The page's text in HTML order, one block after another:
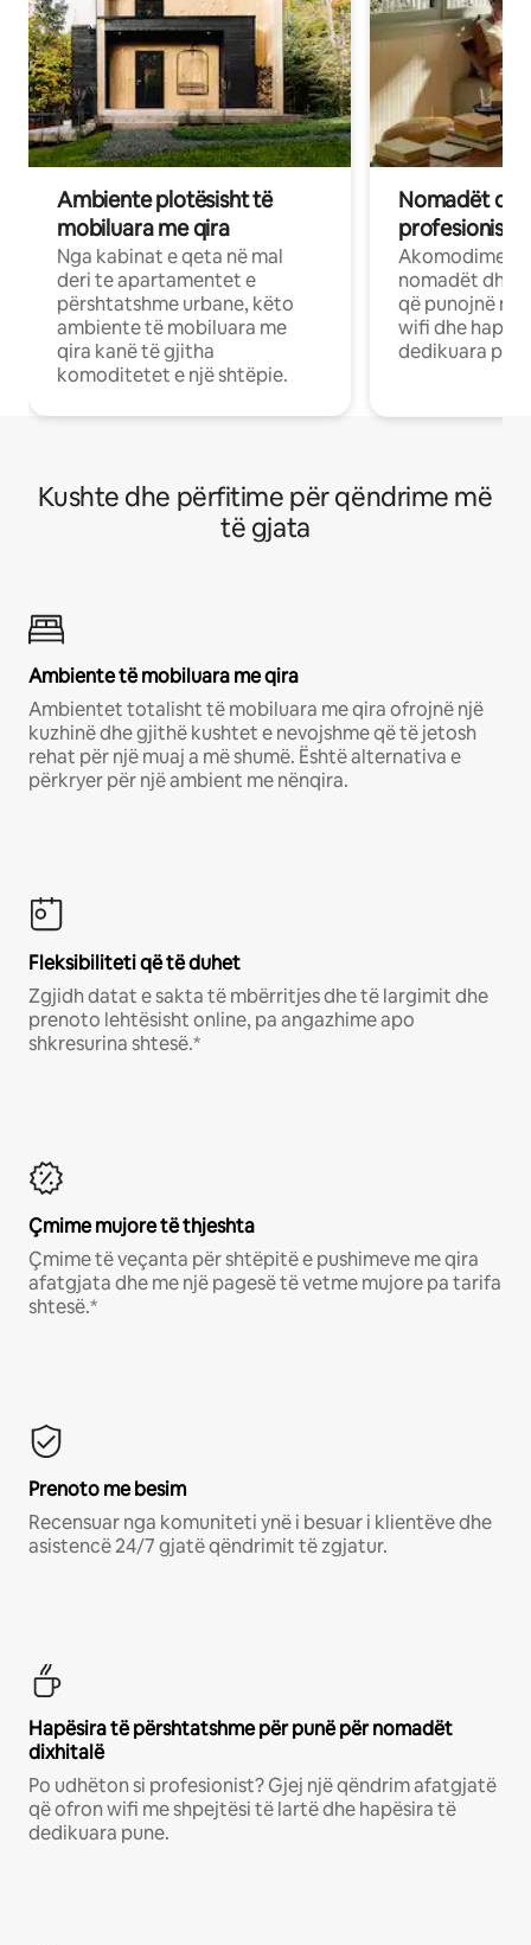
Ambiente plotësisht të
mobiluara me qira
Nga kabinat e qeta në mal
deri te apartamentet e
përshtatshme urbane, këto
ambiente të mobiluara me
qira kanë të gjitha
komoditetet e një shtëpie.
Nomadët
Akomodime
nomadët dhe
që punojnë në
wifi dhe
dedikuara
Kushte dhe përfitime për qëndrime më
të gjata
Ambiente të mobiluara me qira
Ambientet totalisht të mobiluara me qira ofrojnë një
kuzhinë dhe gjithë kushtet e nevojshme që të jetosh
rehat për një muaj a më shumë. Është alternativa e
përkryer për një ambient me nënqira.
Fleksibiliteti që të duhet
Zgjidh datat e sakta të mbërritjes dhe të largimit dhe
prenoto lehtësisht online, pa angazhime apo
shkresurina shtesë.*
Çmime mujore të thjeshta
Çmime të veçanta për shtëpitë e pushimeve me qira
afatgjata dhe me një pagesë të vetme mujore pa tarifa
shtesë.*
Prenoto me besim
Recensuar nga komuniteti ynë i besuar i klientëve dhe
asistencë 24/7 gjatë qëndrimit të zgjatur.
Hapësira të përshtatshme për punë për nomadët
dixhitalë
Po udhëton si profesionist? Gjej një qëndrim afatgjatë
që ofron wifi me shpejtësi të lartë dhe hapësira të
dedikuara pune.